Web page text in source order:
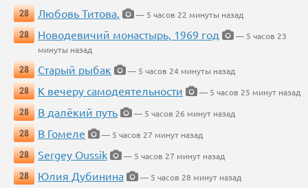
28
Любовь Титова.
— 5 часов 22 минуты назад
28
Новодевичий монастырь, 1969 год
— 5 часов 23
минуты назад
28
Старый рыбак
— 5 часов 24 минуты назад
28
К вечеру самодеятельности
— 5 часов 25 минут назад
28
В далёкий путь
— 5 часов 26 минут назад
28
В Гомеле
— 5 часов 27 минут назад
28
Sergey Oussik
— 5 часов 27 минут назад
28
Юлия Дубинина
— 5 часов 28 минут назад